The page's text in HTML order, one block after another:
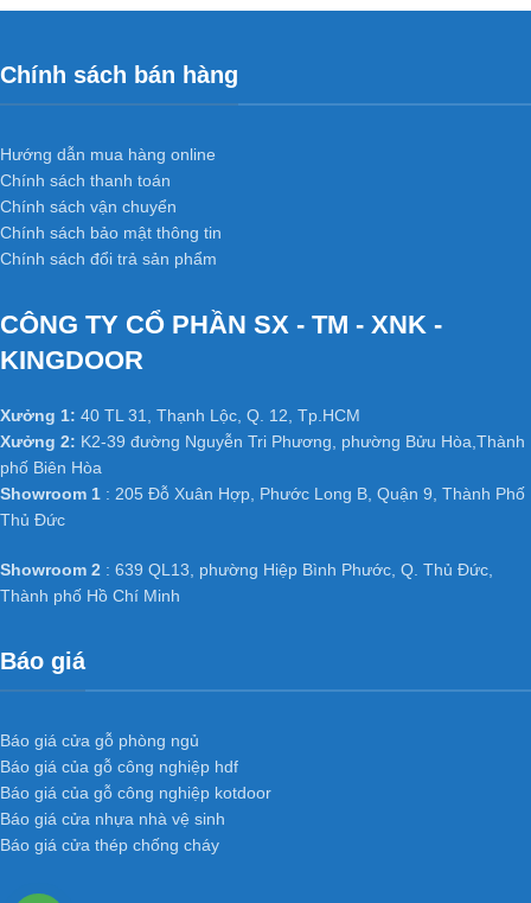
Chính sách bán hàng
Hướng dẫn mua hàng online
Chính sách thanh toán
Chính sách vận chuyển
Chính sách bảo mật thông tin
Chính sách đổi trả sản phẩm
CÔNG TY CỔ PHẦN SX - TM - XNK -
KINGDOOR
Xưởng 1: 40 TL 31, Thạnh Lộc, Q. 12, Tp.HCM
Xưởng 2: K2-39 đường Nguyễn Tri Phương, phường Bửu Hòa,Thành
phố Biên Hòa
Showroom 1 : 205 Đỗ Xuân Hợp, Phước Long B, Quận 9, Thành Phố
Thủ Đức
Showroom 2 : 639 QL13, phường Hiệp Bình Phước, Q. Thủ Đức,
Thành phố Hồ Chí Minh
Báo giá
Báo giá cửa gỗ phòng ngủ
Báo giá của gỗ công nghiệp hdf
Báo giá của gỗ công nghiệp kotdoor
Báo giá cửa nhựa nhà vệ sinh
Báo giá cửa thép chống cháy